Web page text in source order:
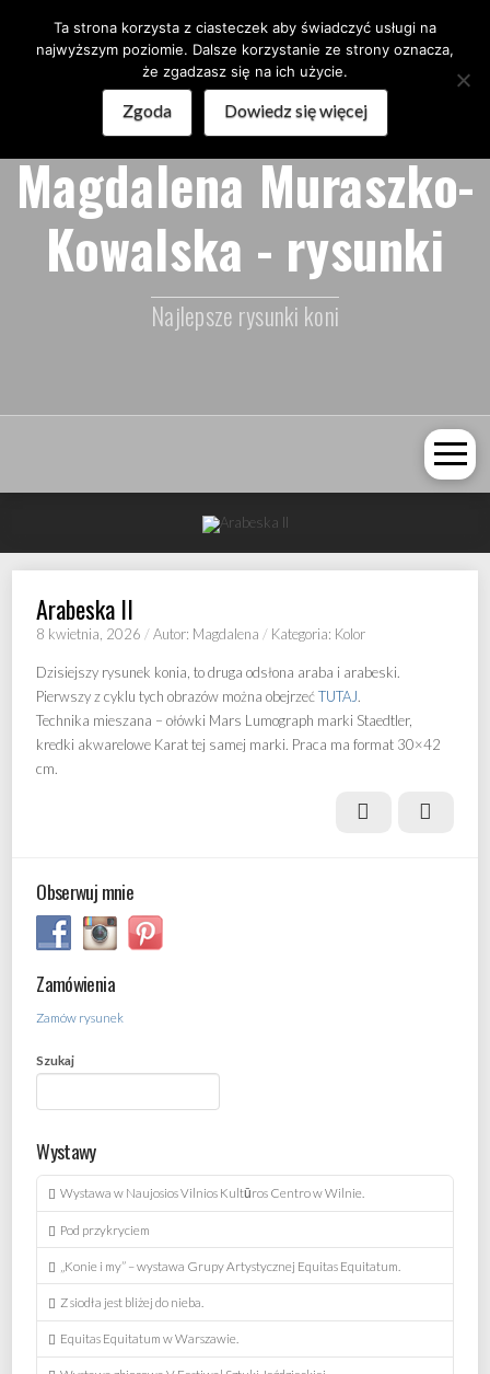
Magdalena Muraszko-
Kowalska - rysunki
Najlepsze rysunki koni
Arabeska II
8 kwietnia, 2026 /Autor: Magdalena / Kategoria: Kolor
Dzisiejszy rysunek konia, to druga odsłona araba i arabeski.
Pierwszy z cyklu tych obrazów można obejrzećTUTAJ.
Technika mieszana – ołówki Mars Lumograph marki Staedtler,
kredki akwarelowe Karat tej samej marki. Praca ma format 30×42
cm.
Prev Next
Obserwuj mnie
Zamówienia
Zamów rysunek
Szukaj
Wystawy
Wystawa w Naujosios Vilnios Kultūros Centro w Wilnie.
Pod przykryciem
„Konie i my” – wystawa Grupy Artystycznej Equitas Equitatum.
Z siodła jest bliżej do nieba.
Equitas Equitatum w Warszawie.
Ta strona korzysta z ciasteczek aby świadczyć usługi na
najwyższym poziomie. Dalsze korzystanie ze strony oznacza,
że zgadzasz się na ich użycie.
Zgoda Dowiedz się więcej